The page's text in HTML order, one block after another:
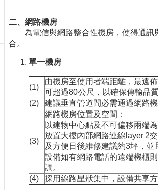
最
消
息
二、網路機房
為電信與網路整合性機房，使得通訊
合。
單一機房
(1)
由機房至使用者端距離，最遠
可超過80公尺，以確保傳輸品質
(2)
建議垂直管道間必需通過網路機
(3)
網路機房位置及空間：
以建物中心點及不可偏移兩端
放置大樓內部網路連線layer 2
及方便日後維修建議約3坪，並
設備如有網路電話的遠端機櫃
調。
(4)
採用線路星狀集中，設備共享方